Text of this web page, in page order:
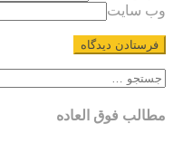
وب سایت
جستجو
مطالب فوق العاده